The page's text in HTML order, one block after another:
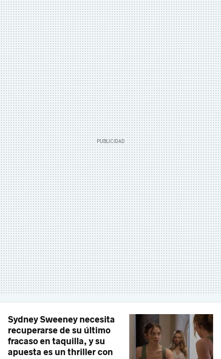
Sydney Sweeney necesita
recuperarse de su último
fracaso en taquilla, y su
apuesta es un thriller con